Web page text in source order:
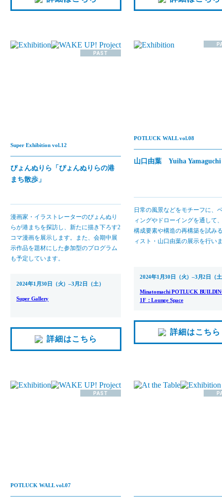
PAST
Super Exhibition vol.12
ぴょんぬりら「ぴょんぬりらの港
まち散歩」
漫画家・イラストレーターのぴょんぬり
らが港まちを探訪し、新たに描き下ろす2
コマ漫画を展示します。また、会期中展
示作品を題材にした参加型のプログラム
も予定しています。
2024年1月30日（火）–3月2日（土）
Super Gallery
詳細はこちら
POTLUCK WALL vol.08
山口由葉 Yuiha Yamaguchi
日常の風景などをモチーフに、
ィングやドローイングを通して
構成要素や構造の再構築を試み
ィスト・山口由葉の展示を行い
2024年1月30日（火）–3月2日（
Minatomachi POTLUCK
1F：Lounge Space
詳細はこちら
PAST
POTLUCK WALL vol.07